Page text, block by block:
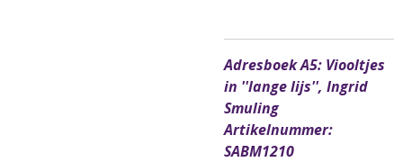
Adresboek A5: Viooltjes
in ''lange lijs'', Ingrid
Smuling
Artikelnummer:
SABM1210